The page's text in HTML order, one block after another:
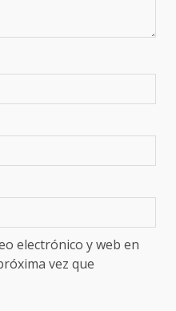
electrónico y web en
vez que